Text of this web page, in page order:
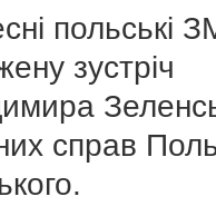
польські
зустріч
справ